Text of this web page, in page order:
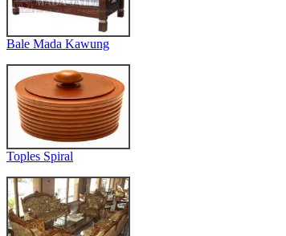
Bale Mada Kawung
Toples Spiral